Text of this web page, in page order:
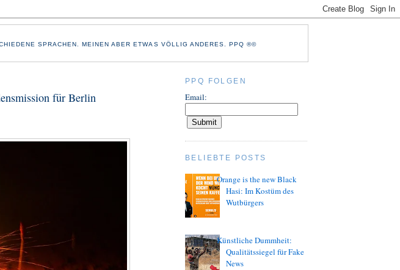
SPRACHEN. MEINEN ABER ETWAS VÖLLIG ANDERES. PPQ ®©
für Berlin
PPQ FOLGEN
Email:
BELIEBTE POSTS
Orange is the new Black
Hasi: Im Kostüm des
Wutbürgers
Künstliche Dummheit:
Qualitätssiegel für Fake
News